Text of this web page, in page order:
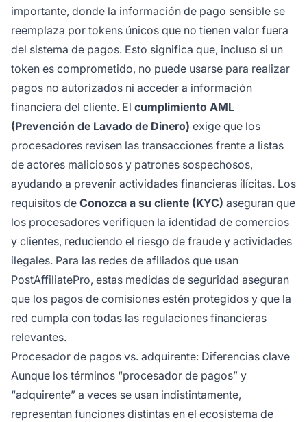
importante, donde la información de pago sensible se
reemplaza por tokens únicos que no tienen valor fuera
del sistema de pagos. Esto significa que, incluso si un
token es comprometido, no puede usarse para realizar
pagos no autorizados ni acceder a información
financiera del cliente. El cumplimiento AML
(Prevención de Lavado de Dinero) exige que los
procesadores revisen las transacciones frente a listas
de actores maliciosos y patrones sospechosos,
ayudando a prevenir actividades financieras ilícitas. Los
requisitos de Conozca a su cliente (KYC) aseguran que
los procesadores verifiquen la identidad de comercios
y clientes, reduciendo el riesgo de fraude y actividades
ilegales. Para las redes de afiliados que usan
PostAffiliatePro, estas medidas de seguridad aseguran
que los pagos de comisiones estén protegidos y que la
red cumpla con todas las regulaciones financieras
relevantes.
Procesador de pagos vs. adquirente: Diferencias clave
Aunque los términos “procesador de pagos” y
“adquirente” a veces se usan indistintamente,
representan funciones distintas en el ecosistema de